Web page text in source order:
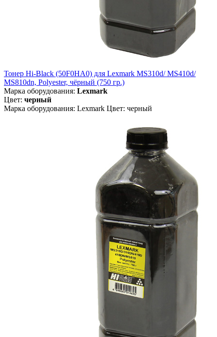
Тонер Hi-Black (50F0HA0) для Lexmark MS310d/ MS410d/
MS810dn, Polyester, чёрный (750 гр.)
Марка оборудования: Lexmark
Цвет: черный
Марка оборудования: Lexmark Цвет: черный